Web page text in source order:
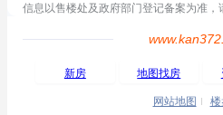
信息以售楼处及政府部门登记备案为准，
新房 地图找房
网站地图 楼